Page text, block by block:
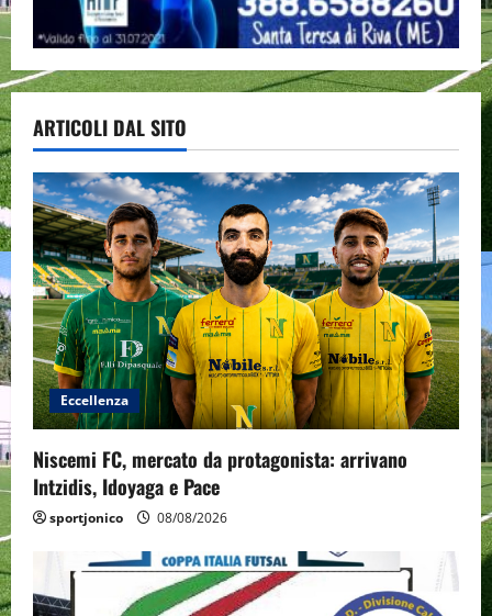
ARTICOLI DAL SITO
Eccellenza
Niscemi FC, mercato da protagonista: arrivano
Intzidis, Idoyaga e Pace
sportjonico 08/08/2026